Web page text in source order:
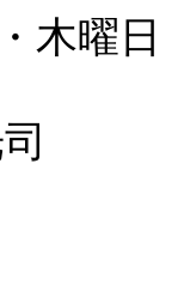
木曜日